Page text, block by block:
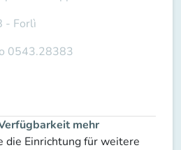
- Forlì
0543.28383
mehr
die Einrichtung für weitere